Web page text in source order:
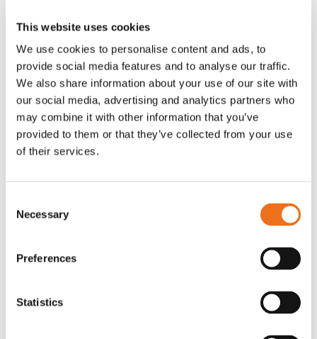
This website uses cookies
We use cookies to personalise content and ads, to
provide social media features and to analyse our traffic.
We also share information about your use of our site with
our social media, advertising and analytics partners who
may combine it with other information that you’ve
provided to them or that they’ve collected from your use
of their services.
Selection
Necessary
Preferences
Statistics
Lägg till i varukorg
Rotor, komplett med slagor
OR80013456G
(ex. moms)
Grön truckknapp
A00220
kr (ex. moms)
Lägg till i varukorg
Rotor teeth 8t/6k 7.5Gr/8 R6/14 Rotor teeth 8t/6k 0Gr/8 R6/14